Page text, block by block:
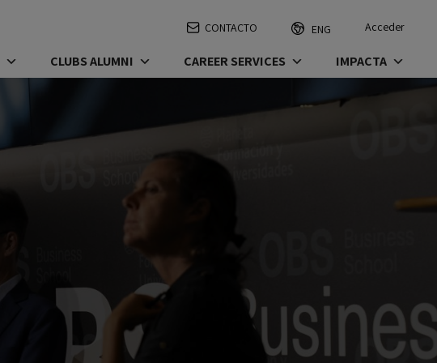
CONTACTO ENG Acceder
CLUBS ALUMNI CAREER SERVICES IMPACTA